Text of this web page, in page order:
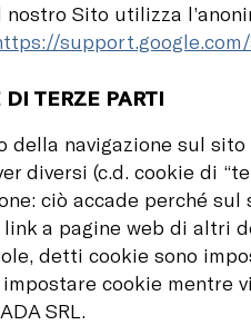
nostro Sito utilizza
DI TERZE PARTI
della navigazione sul
diversi (c.d. cookie di
ciò accade perché sul
a pagine web di altri
detti cookie sono
cookie mentre
SRL.